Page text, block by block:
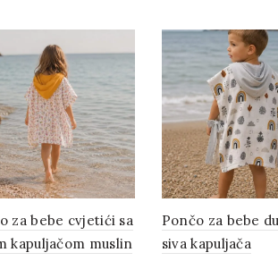
za bebe cvjetići sa
kapuljačom muslin
Pončo za bebe
siva kapuljača